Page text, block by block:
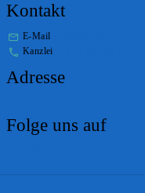
Kontakt
E-Mail
Kanzlei
Adresse
Folge uns auf